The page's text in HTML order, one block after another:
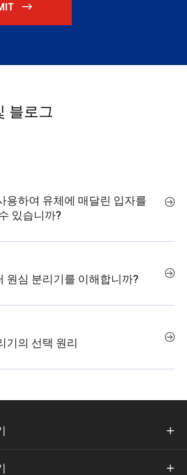

블로그
용하여 유체에 매달린 입자를
있습니까?

원심 분리기를 이해합니까? 
기의 선택 원리 

